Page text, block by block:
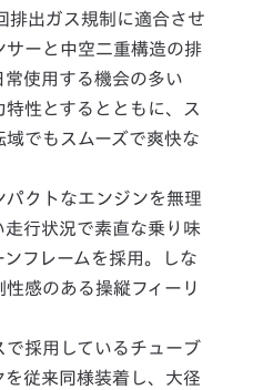
出ガス規制に適合させ
ーと中空二重構造の排
使用する機会の多い
性とするとともに、ス
でもスムーズで爽快な
パクトなエンジンを無理
行状況で素直な乗り味
フレームを採用。しな
感のある操縦フィーリ
で採用しているチューブ
を従来同様装着し、大径